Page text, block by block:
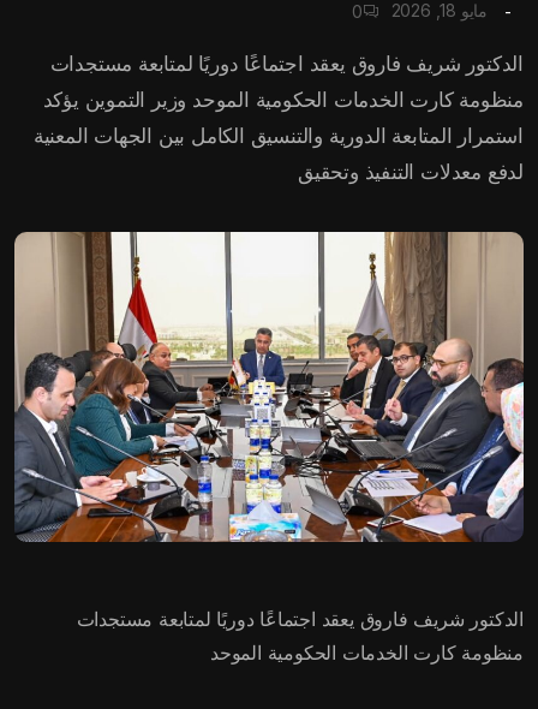
مايو 18, 2026 0
الدكتور شريف فاروق يعقد اجتماعًا دوريًا لمتابعة مستجدات
منظومة كارت الخدمات الحكومية الموحد وزير التموين يؤكد
استمرار المتابعة الدورية والتنسيق الكامل بين الجهات المعنية
لدفع معدلات التنفيذ وتحقيق
الدكتور شريف فاروق يعقد اجتماعًا دوريًا لمتابعة مستجدات
منظومة كارت الخدمات الحكومية الموحد